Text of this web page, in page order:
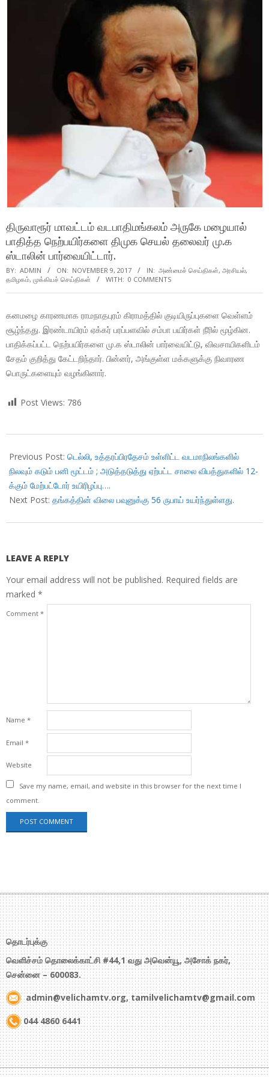
திருவாரூர் மாவட்டம் வடபாதிமங்கலம் அருகே மழையால்
பாதித்த நெற்பயிர்களை திமுக செயல் தலைவர் மு.க
ஸ்டாலின் பார்வையிட்டார்.
BY: ADMIN ON: NOVEMBER 9, 2017 IN: அண்மைச் செய்திகள், அரசியல்,
தமிழகம், முக்கியச் செய்திகள் WITH: 0 COMMENTS
கனமழை காரணமாக ராமநாதபுரம் கிராமத்தில் குடியிருப்புகளை வெள்ளம்
சூழ்ந்தது. இரண்டாயிரம் ஏக்கர் பரப்பளவில் சம்பா பயிர்கள் நீரில் மூழ்கின.
பாதிக்கப்பட்ட நெற்பயிர்களை மு.க ஸ்டாலின் பார்வையிட்டு, விவசாயிகளிடம்
சேதம் குறித்து கேட்டறிந்தார். பின்னர், அங்குள்ள மக்களுக்கு நிவாரண
பொருட்களையும் வழங்கினார்.
Post Views: 786
11-
09
Previous Post: டெல்லி, உத்தரப்பிரதேசம் உள்ளிட்ட வடமாநிலங்களில்
நிலவும் கடும் பனி மூட்டம் ; அடுத்தடுத்து ஏற்பட்ட சாலை விபத்துகளில் 12-
க்கும் மேற்பட்டோர் உயிரிழப்பு….
Next Post: தங்கத்தின் விலை பவுனுக்கு 56 ருபாய் உயர்ந்துள்ளது.
LEAVE A REPLY
Your email address will not be published. Required fields are
marked *
Comment *
Name *
Email *
Website
Save my name, email, and website in this browser for the next time I
comment.
தொடர்புக்கு
வெளிச்சம் தொலைக்காட்சி #44,1 வது அவென்யூ, அசோக் நகர்,
சென்னை – 600083.
admin@velichamtv.org, tamilvelichamtv@gmail.com
044 4860 6441